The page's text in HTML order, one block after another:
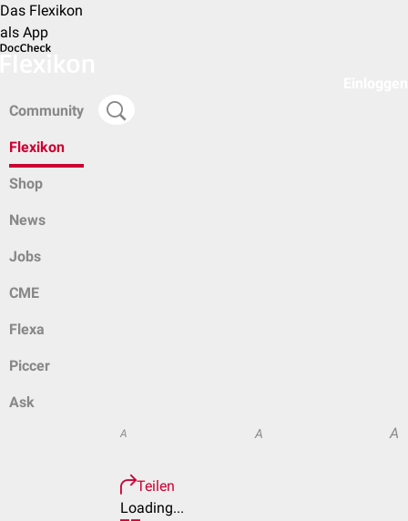
Das Flexikon
als App
Community
Flexikon
Shop
News
Jobs
CME
Flexa
Piccer
Ask
A A A
Teilen
Loading...